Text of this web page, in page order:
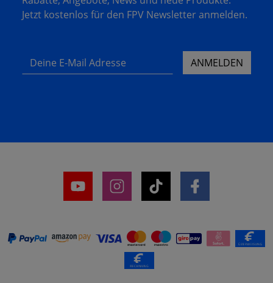
Jetzt kostenlos für den FPV Newsletter anmelden.
Deine E-Mail Adresse ANMELDEN